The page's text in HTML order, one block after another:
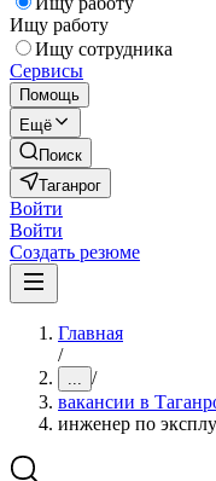
Ищу работу
Ищу сотрудника
Сервисы
Помощь
Ещё
Поиск
Таганрог
Войти
Войти
Создать резюме
Главная
/
... /
вакансии в
инженер по